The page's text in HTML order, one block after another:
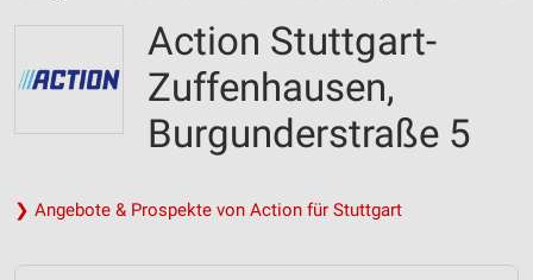
Action Stuttgart-
Zuffenhausen,
Burgunderstraße 5
❯ Angebote & Prospekte von Action für Stuttgart